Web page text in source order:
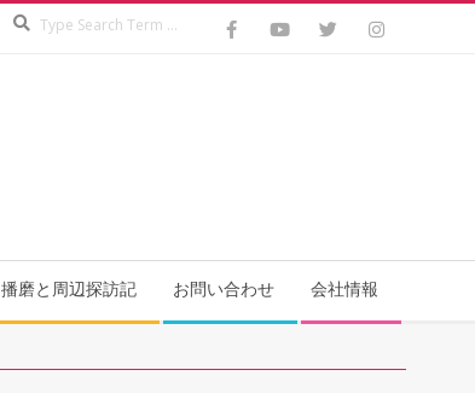
播磨と周辺探訪記 お問い合わせ 会社情報